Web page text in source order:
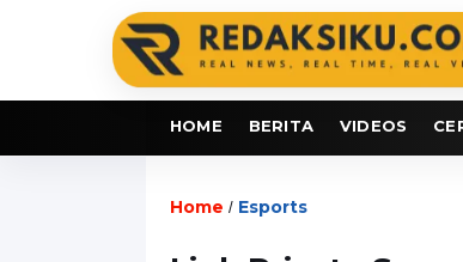
HOME BERITA VIDEOS
Home / Esports